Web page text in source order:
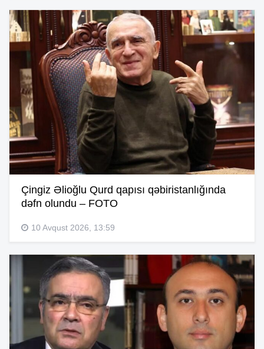
Çingiz Əlioğlu Qurd qapısı qəbiristanlığında
dəfn olundu – FOTO
10 Avqust 2026, 13:59